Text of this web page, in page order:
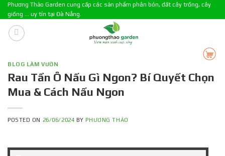
Skip
to
content
Phương Thảo Garden cung cấp các sản phẩm phân bón, đất cây trồng, cây
giống ... uy tín tại Đà Nẵng.
BLOG LÀM VƯỜN
Rau Tần Ô Nấu Gì Ngon? Bí Quyết Chọn
Mua & Cách Nấu Ngon
POSTED ON 26/06/2024 BYPHƯƠNG THẢO